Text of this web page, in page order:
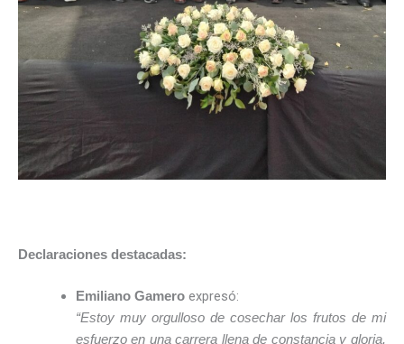
Declaraciones destacadas:
Emiliano Gameroexpresó:
“Estoy muy orgulloso de cosechar los frutos de mi
esfuerzo en una carrera llena de constancia y gloria.